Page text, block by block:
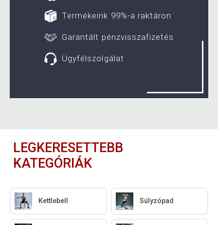
Termékeink 99%-a raktáron
Garantált pénzvisszafizetés
Ügyfélszolgálat
LEGKERESETTEBB
KATEGÓRIÁK
Kettlebell Súlyzópad